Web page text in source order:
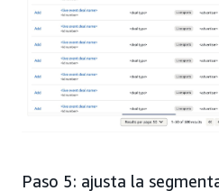
Paso 5: ajusta la